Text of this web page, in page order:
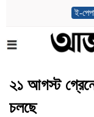
ই-
২১ আগস্ট
চলছে